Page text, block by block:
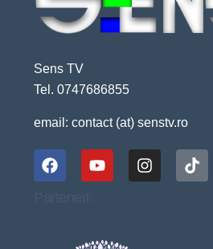
Sens TV
Tel. 0747686855
email: contact (at) senstv.ro